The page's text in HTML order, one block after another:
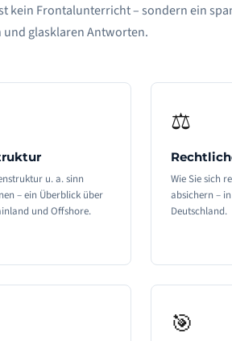
kein Frontalunterricht – sondern ein
und glasklaren Antworten.
u. a. sinn
– ein Überblick über
und Offshore.
⚖️
Wie Sie sich
absichern –
Deutschland.
🎯